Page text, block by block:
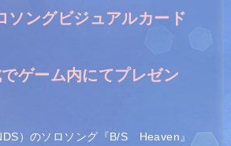
ソングビジュアルカード
ゲーム内にてプレゼン
）のソロソング『B/S Heaven』